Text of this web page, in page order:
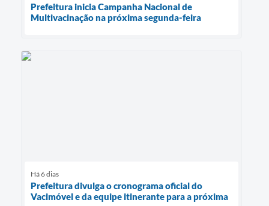
Prefeitura inicia Campanha Nacional de
Multivacinação na próxima segunda-feira
Há 6 dias
Prefeitura divulga o cronograma oficial do
Vacimóvel e da equipe itinerante para a próxima